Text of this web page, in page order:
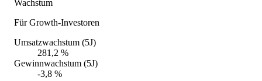
Wachstum
Für Growth-Investoren
Umsatzwachstum (5J)
281,2 %
Gewinnwachstum (5J)
-3,8 %